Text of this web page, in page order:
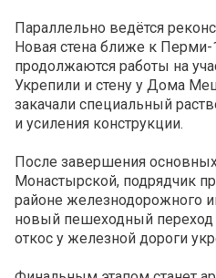
Параллельно ведётся
Новая стена ближе к Перми-
продолжаются работы на
Укрепили и стену у Дома
закачали специальный
и усиления конструкции.
После завершения
Монастырской, подрядчик
районе железнодорожного
новый пешеходный переход
откос у железной дороги